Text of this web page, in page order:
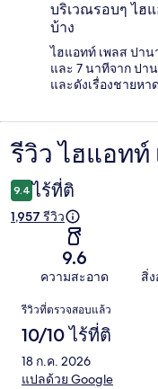
บริเวณรอบๆ ไฮ
บ้าง
ไฮแอทท์ เพลส ปาน
และ 7 นาทีจาก ป
และดังเรื่องชายหาด
รีวิว
รีวิว ไฮแอท
9.4 ไร้ที่ติ
1,957 รีวิว
9.6
ความสะอาด สิ่
รีวิว
รีวิวที่ตรวจสอบแล้ว
10/10 ไร้ที่ติ
18 ก.ค. 2026
แปลด้วย Google